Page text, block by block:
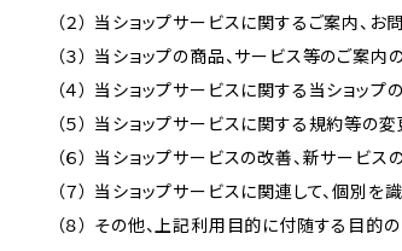
（２） 当ショップサービスに関するご案内、
（３） 当ショップの商品、サービス等のご案内
（４） 当ショップサービスに関する当ショッ
（５） 当ショップサービスに関する規約等の
（６） 当ショップサービスの改善、新サービ
（７） 当ショップサービスに関連して、個別
（８） その他、上記利用目的に付随する目的